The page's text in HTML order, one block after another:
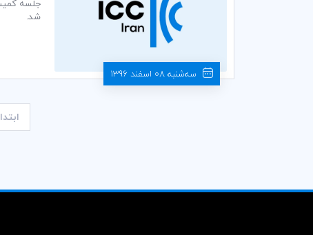
شد.
سه‌شنبه 08 اسفند 1396
ابتدا